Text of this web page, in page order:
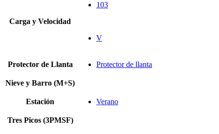
Carga y Velocidad
103
V
Protector de Llanta Protector de llanta
Nieve y Barro (M+S)
Estación Verano
Tres Picos (3PMSF)